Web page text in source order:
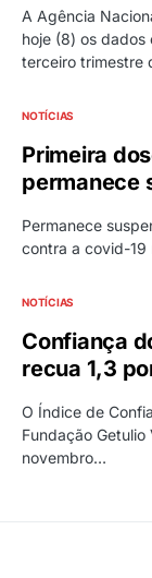
A Agência
hoje (8) os
terceiro trimestre
NOTÍCIAS
Primeira
permanece
Permanece
contra a covid-19
NOTÍCIAS
Confiança
recua 1,3
O Índice de
Fundação
novembro…